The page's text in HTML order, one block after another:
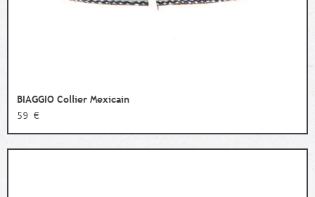
BIAGGIO Collier Mexicain
59 €